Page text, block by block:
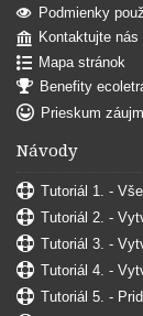
Podmienky
Kontaktujte nás
Mapa stránok
Benefity
Prieskum
Návody
Tutoriál 1. -
Tutoriál 2. -
Tutoriál 3. -
Tutoriál 4. -
Tutoriál 5. -